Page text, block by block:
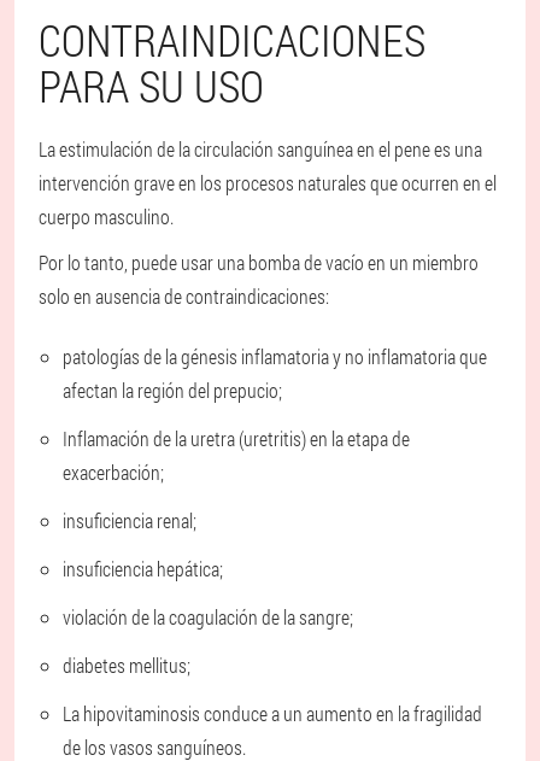
CONTRAINDICACIONES
PARA SU USO
La estimulación de la circulación sanguínea en el pene es una
intervención grave en los procesos naturales que ocurren en el
cuerpo masculino.
Por lo tanto, puede usar una bomba de vacío en un miembro
solo en ausencia de contraindicaciones:
patologías de la génesis inflamatoria y no inflamatoria que
afectan la región del prepucio;
Inflamación de la uretra (uretritis) en la etapa de
exacerbación;
insuficiencia renal;
insuficiencia hepática;
violación de la coagulación de la sangre;
diabetes mellitus;
La hipovitaminosis conduce a un aumento en la fragilidad
de los vasos sanguíneos.